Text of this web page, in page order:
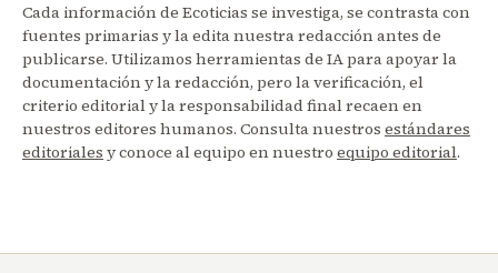
Cada información de Ecoticias se investiga, se contrasta con
fuentes primarias y la edita nuestra redacción antes de
publicarse. Utilizamos herramientas de IA para apoyar la
documentación y la redacción, pero la verificación, el
criterio editorial y la responsabilidad final recaen en
nuestros editores humanos. Consulta nuestros estándares
editoriales y conoce al equipo en nuestro equipo editorial.